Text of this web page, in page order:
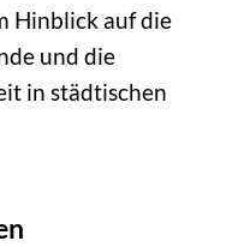
Hinblick auf die
und die
in städtischen